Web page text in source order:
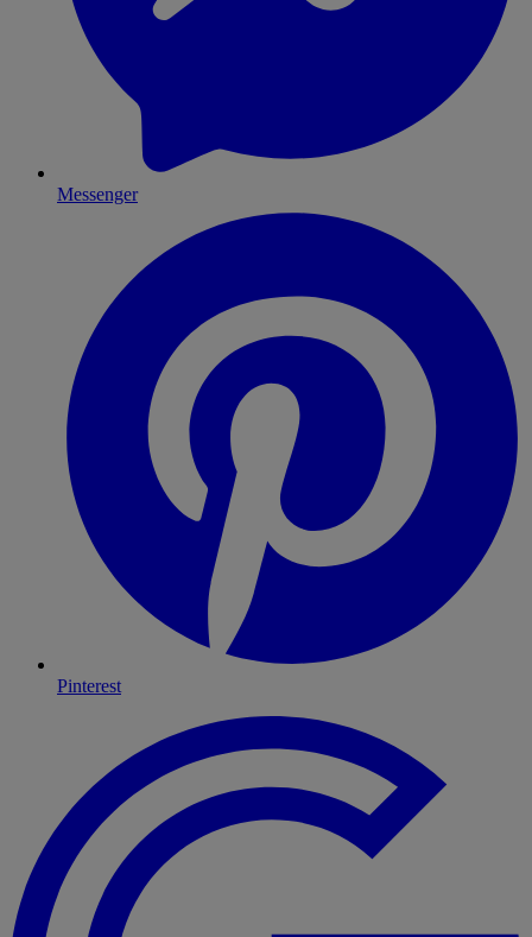
Messenger
Pinterest